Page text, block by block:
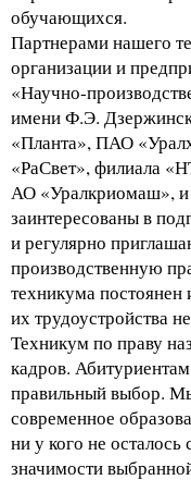
обучающихся.
Партнерами нашего
организации и
«Научно-
имени Ф.Э.
«Планта», ПАО
«РаСвет», филиала
АО «Уралкриомаш», и
заинтересованы в
и регулярно
производственную
техникума постоянен
их трудоустройства
Техникум по праву
кадров.
правильный выбор.
современное
ни у кого не
значимости